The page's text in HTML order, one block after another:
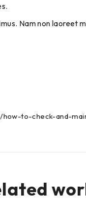
Nam non laoreet
to-check-and-